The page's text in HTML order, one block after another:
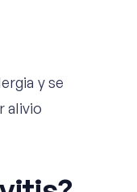
y se
alivio